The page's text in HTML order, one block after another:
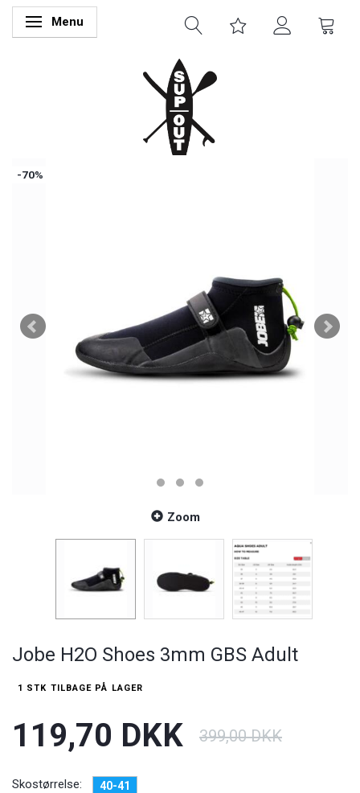
Skifte navigation
Menu
-70%
Zoom
Jobe H2O Shoes 3mm GBS Adult
1 STK TILBAGE PÅ LAGER
119,70 DKK 399,00 DKK
Skostørrelse: 40-41